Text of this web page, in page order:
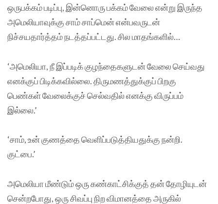
ஒருபக்கம் படிப்பு, இன்னொரு பக்கம் வேலை என்று இருந்த
அமெலியாவுக்கு சாம் சாப்மென் என்பவருடன்
நிச்சயதார்த்தம் நடத்தப்பட்டது. சில மாதங்களில்…
‘அமெலியா, நீ இப்படிக் குழந்தைகளுடன் வேலை செய்வது
எனக்குப் பிடிக்கவில்லை. திருமணத்துக்குப் பிறகு
பெண்கள் வேலைக்குச் செல்வதில் எனக்கு விருப்பம்
இல்லை.’
‘சாம், உன் குணத்தை வெளிப்படுத்தியதுக்கு நன்றி.
குட்பை.’
அமெலியா மீண்டும் ஒரு கண்காட்சிக்குத் தன் தோழியுடன்
சென்றபோது, ஒரு சிவப்பு நிற விமானத்தை அருகில்